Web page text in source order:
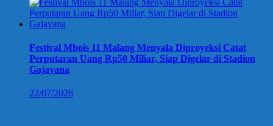
Festival Mbois 11 Malang Menyala Diproyeksi Catat
Perputaran Uang Rp50 Miliar, Siap Digelar di Stadion
Gajayana
22/07/2026